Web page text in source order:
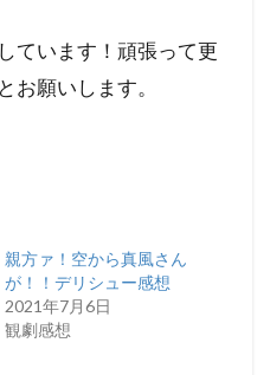
ています！頑張って更
お願いします。
親方ァ！空から真風さん
が！！デリシュー感想
2021年7月6日
観劇感想